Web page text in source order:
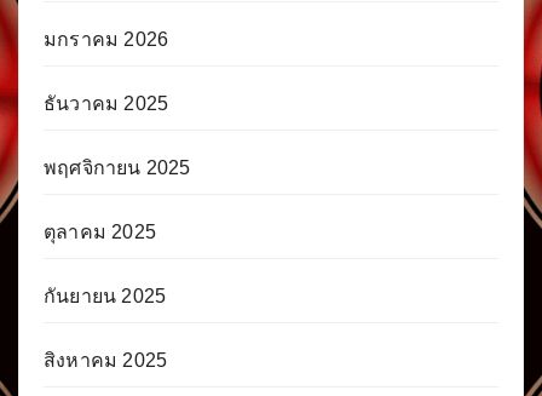
มกราคม 2026
ธันวาคม 2025
พฤศจิกายน 2025
ตุลาคม 2025
กันยายน 2025
สิงหาคม 2025